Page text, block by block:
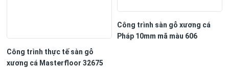
Công trình thực tế sàn gỗ
xương cá Masterfloor 32675
Công trình sàn gỗ xương cá
Pháp 10mm mã màu 606